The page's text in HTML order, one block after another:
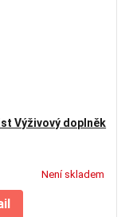
Výživový doplněk
Není skladem